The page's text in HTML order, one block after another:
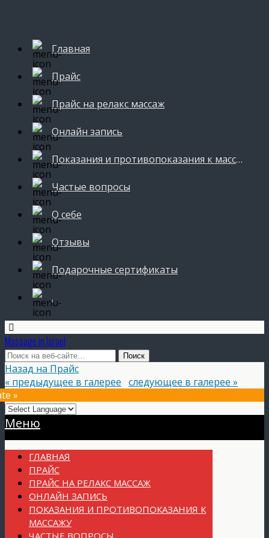
Главная
Прайс
Прайс на релакс массаж
Онлайн запись
Показания и противопоказания к массажу
Частые вопросы
О себе
Отзывы
Подарочные сертификаты
.
Massage in Israel
Назад на Прайс
« предыдущее в галерее следующее в галерее »
»
Прокрутка
Меню
ГЛАВНАЯ
ПРАЙС
ПРАЙС НА РЕЛАКС МАССАЖ
ОНЛАЙН ЗАПИСЬ
ПОКАЗАНИЯ И ПРОТИВОПОКАЗАНИЯ К
МАССАЖУ
ЧАСТЫЕ ВОПРОСЫ